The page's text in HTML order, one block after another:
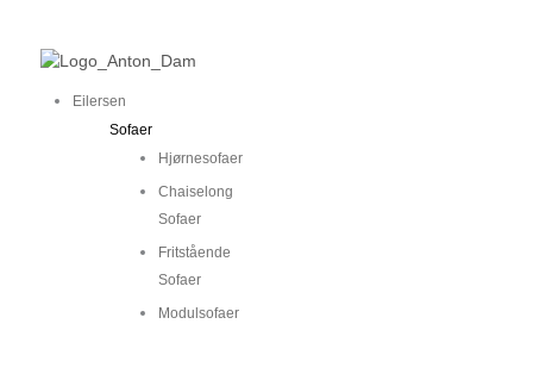
indholdet
Eilersen
Sofaer
Hjørnesofaer
Chaiselong
Sofaer
Fritstående
Sofaer
Modulsofaer